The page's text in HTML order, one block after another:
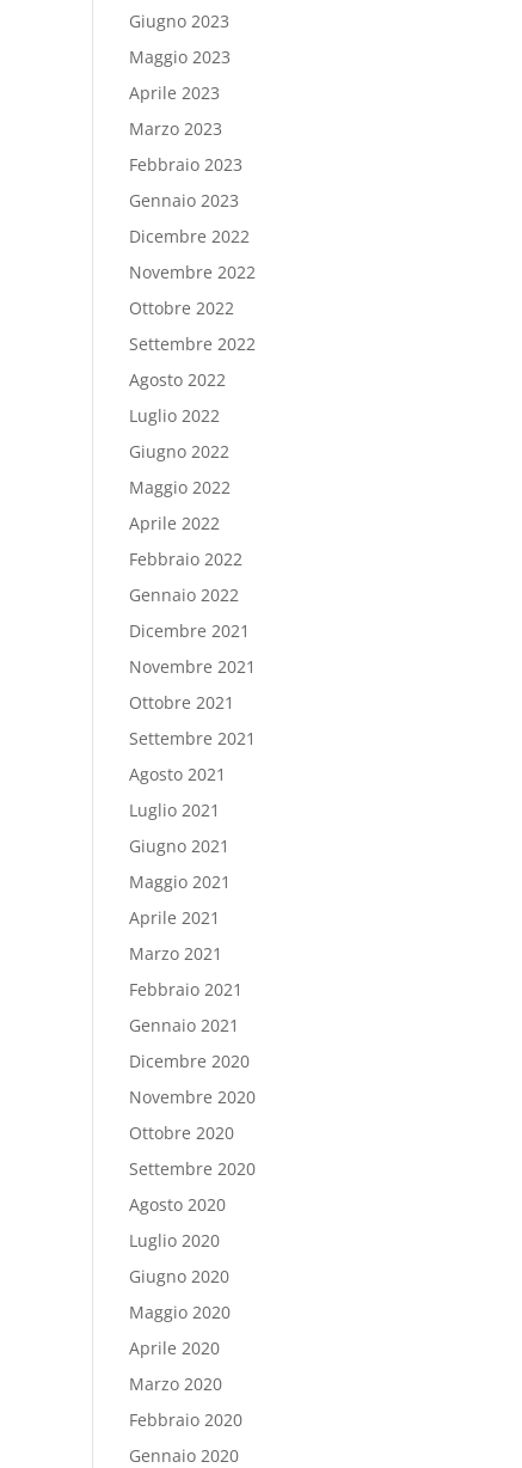
Giugno 2023
Maggio 2023
Aprile 2023
Marzo 2023
Febbraio 2023
Gennaio 2023
Dicembre 2022
Novembre 2022
Ottobre 2022
Settembre 2022
Agosto 2022
Luglio 2022
Giugno 2022
Maggio 2022
Aprile 2022
Febbraio 2022
Gennaio 2022
Dicembre 2021
Novembre 2021
Ottobre 2021
Settembre 2021
Agosto 2021
Luglio 2021
Giugno 2021
Maggio 2021
Aprile 2021
Marzo 2021
Febbraio 2021
Gennaio 2021
Dicembre 2020
Novembre 2020
Ottobre 2020
Settembre 2020
Agosto 2020
Luglio 2020
Giugno 2020
Maggio 2020
Aprile 2020
Marzo 2020
Febbraio 2020
Gennaio 2020